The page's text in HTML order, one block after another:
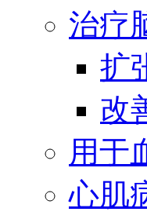
治疗
扩
改
用于
心肌